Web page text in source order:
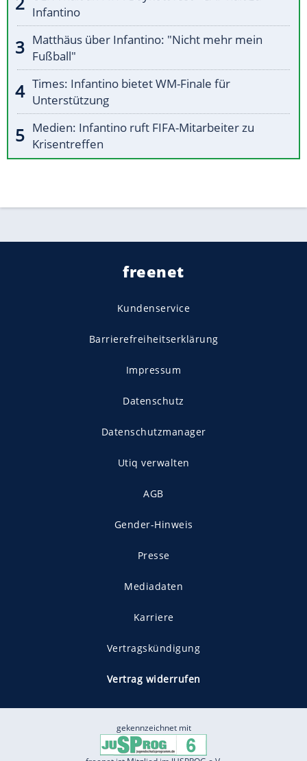
Infantino
Matthäus über Infantino: "Nicht mehr mein
Fußball"
Times: Infantino bietet WM-Finale für
Unterstützung
Medien: Infantino ruft FIFA-Mitarbeiter zu
Krisentreffen
freenet
Kundenservice
Barrierefreiheitserklärung
Impressum
Datenschutz
Datenschutzmanager
Utiq verwalten
AGB
Gender-Hinweis
Presse
Mediadaten
Karriere
Vertragskündigung
Vertrag widerrufen
gekennzeichnet mit